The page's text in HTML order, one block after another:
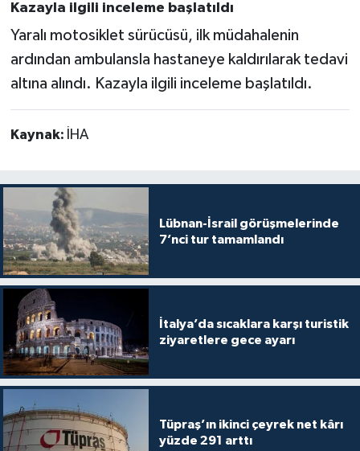
Kazayla ilgili inceleme başlatıldı
Yaralı motosiklet sürücüsü, ilk müdahalenin
ardından ambulansla hastaneye kaldırılarak tedavi
altına alındı. Kazayla ilgili inceleme başlatıldı.
Kaynak: İHA
Lübnan-İsrail görüşmelerinde
7’nci tur tamamlandı
İtalya’da sıcaklara karşı turistik
ziyaretlere gece ayarı
Tüpraş’ın ikinci çeyrek net kârı
yüzde 291 arttı